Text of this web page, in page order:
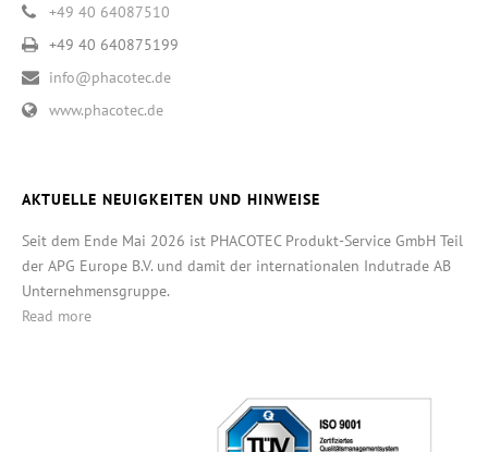
+49 40 64087510
+49 40 640875199
info@phacotec.de
www.phacotec.de
AKTUELLE NEUIGKEITEN UND HINWEISE
Seit dem Ende Mai 2026 ist PHACOTEC Produkt-Service GmbH Teil
der APG Europe B.V. und damit der internationalen Indutrade AB
Unternehmensgruppe.
Read more